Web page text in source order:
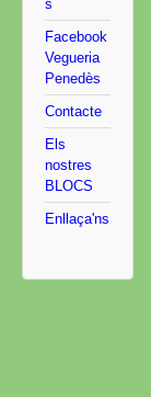
s
Facebook
Vegueria
Penedès
Contacte
Els
nostres
BLOCS
Enllaça'ns